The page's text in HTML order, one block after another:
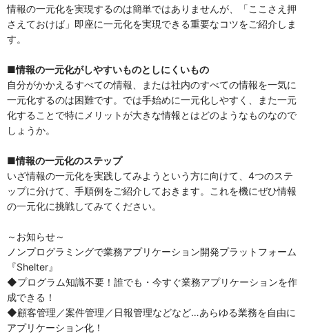
情報の⼀元化を実現するのは簡単ではありませんが、「ここさえ押
さえておけば」即座に一元化を実現できる重要なコツをご紹介しま
す。
■情報の⼀元化がしやすいものとしにくいもの
⾃分がかかえるすべての情報、または社内のすべての情報を⼀気に
⼀元化するのは困難です。では⼿始めに⼀元化しやすく、また⼀元
化することで特にメリットが⼤きな情報とはどのようなものなので
しょうか。
■情報の⼀元化のステップ
いざ情報の⼀元化を実践してみようという⽅に向けて、4つのステ
ップに分けて、⼿順例をご紹介しておきます。これを機にぜひ情報
の一元化に挑戦してみてください。
～お知らせ～
ノンプログラミングで業務アプリケーション開発プラットフォーム
『Shelter』
◆プログラム知識不要！誰でも・今すぐ業務アプリケーションを作
成できる！
◆顧客管理／案件管理／日報管理などなど…あらゆる業務を自由に
アプリケーション化！